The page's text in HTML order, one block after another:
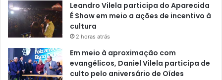
Leandro Vilela participa do Aparecida
É Show em meio a ações de incentivo à
cultura
2 horas atrás
Em meio à aproximação com
evangélicos, Daniel Vilela participa de
culto pelo aniversário de Oídes